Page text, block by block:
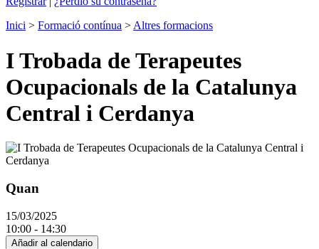
Inici > Formació contínua > Altres formacions
I Trobada de Terapeutes
Ocupacionals de la Catalunya
Central i Cerdanya
Quan
15/03/2025
10:00 - 14:30
Añadir al calendario